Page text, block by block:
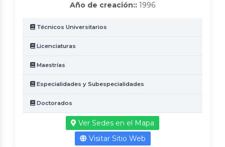
Año de creación:: 1996
Técnicos Universitarios
Licenciaturas
Maestrías
Especialidades y Subespecialidades
Doctorados
Ver Sedes en el Mapa
Visitar Sitio Web